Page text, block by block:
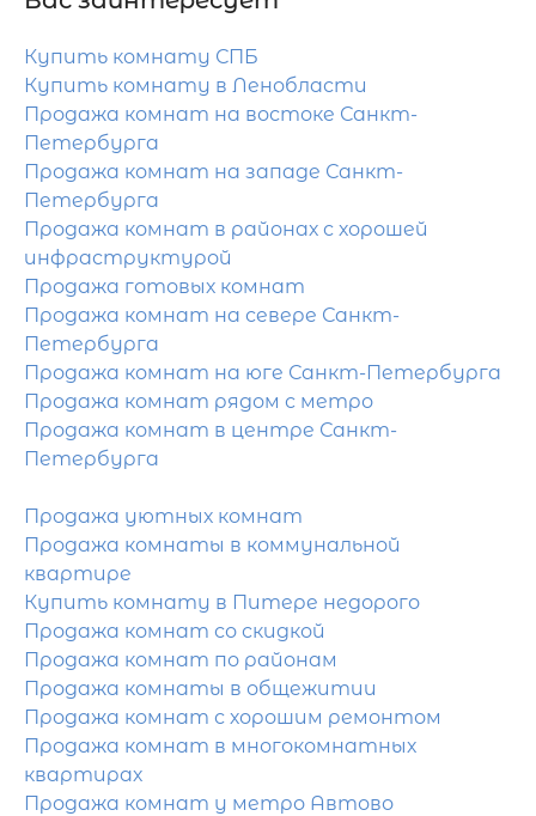
Купить комнату СПБ
Купить комнату в Ленобласти
Продажа комнат на востоке Санкт-
Петербурга
Продажа комнат на западе Санкт-
Петербурга
Продажа комнат в районах с хорошей
инфраструктурой
Продажа готовых комнат
Продажа комнат на севере Санкт-
Петербурга
Продажа комнат на юге Санкт-Петербурга
Продажа комнат рядом с метро
Продажа комнат в центре Санкт-
Петербурга
Продажа уютных комнат
Продажа комнаты в коммунальной
квартире
Купить комнату в Питере недорого
Продажа комнат со скидкой
Продажа комнат по районам
Продажа комнаты в общежитии
Продажа комнат с хорошим ремонтом
Продажа комнат в многокомнатных
квартирах
Продажа комнат у метро Автово